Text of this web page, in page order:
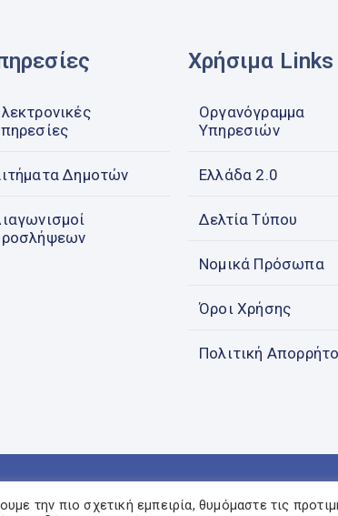
Δημοτών
Χρήσιμα Links
Οργανόγραμμα
Υπηρεσιών
Ελλάδα 2.0
Δελτία Τύπου
Νομικά Πρόσωπα
Όροι Χρήσης
Πολιτική
ΔΗΜΟΣ ΚΩ © 2022. All Rights Reserved
την πιο σχετική εμπειρία, θυμόμαστε τις